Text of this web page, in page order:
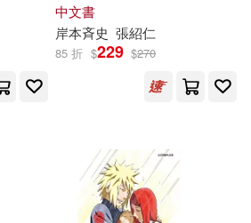
伊藤剛(2)
斎夏生(2)
東立編輯部(2)
大風文創(1)
中文書
岸本斉史 張紹仁
85 折 $229 $270